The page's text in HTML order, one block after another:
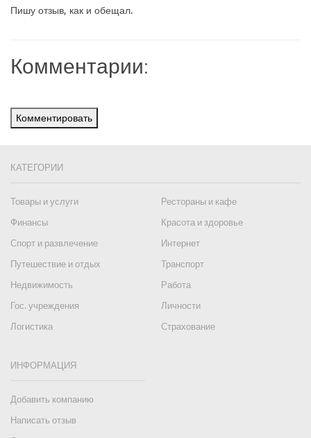
Пишу отзыв, как и обещал.
Комментарии:
Комментировать
КАТЕГОРИИ
Товары и услуги
Рестораны и кафе
Финансы
Красота и здоровье
Спорт и развлечение
Интернет
Путешествие и отдых
Транспорт
Недвижимость
Работа
Гос. учреждения
Личности
Логистика
Страхование
ИНФОРМАЦИЯ
Добавить компанию
Написать отзыв